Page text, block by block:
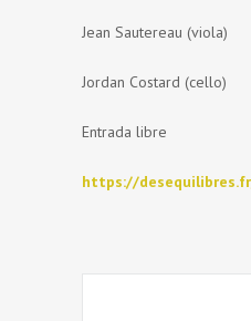
Jean Sautereau (viola)
Jordan Costard (cello)
Entrada libre
https://